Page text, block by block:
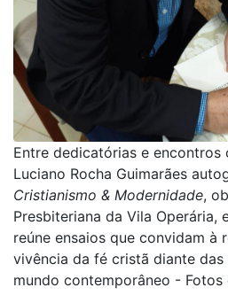
Entre dedicatórias e encontros
Luciano Rocha Guimarães
Cristianismo & Modernidade,
Presbiteriana da Vila Operária,
reúne ensaios que convidam à
vivência da fé cristã diante
mundo contemporâneo - Fotos